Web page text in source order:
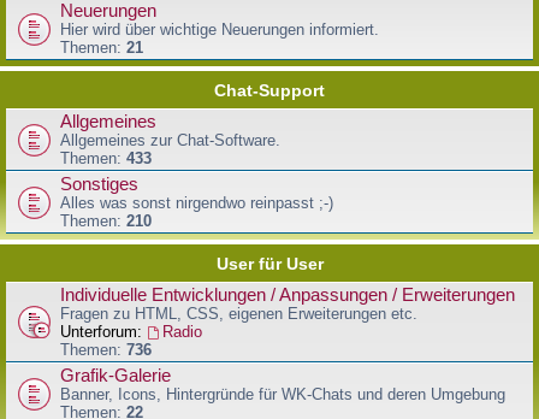
Neuerungen
Hier wird über wichtige Neuerungen informiert.
Themen: 21
Chat-Support
Allgemeines
Allgemeines zur Chat-Software.
Themen: 433
Sonstiges
Alles was sonst nirgendwo reinpasst ;-)
Themen: 210
User für User
Individuelle Entwicklungen / Anpassungen / Erweiterungen
Fragen zu HTML, CSS, eigenen Erweiterungen etc.
Unterforum:
Radio
Themen: 736
Grafik-Galerie
Banner, Icons, Hintergründe für WK-Chats und deren Umgebung
Themen: 22